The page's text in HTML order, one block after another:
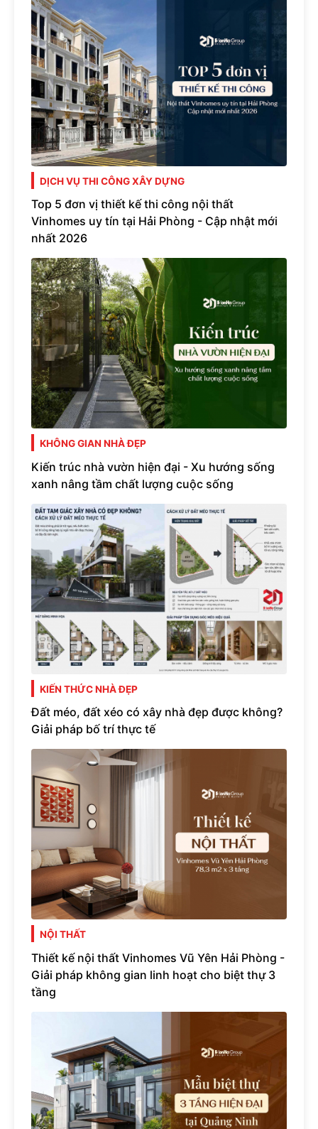
DỊCH VỤ THI CÔNG XÂY DỰNG
Top 5 đơn vị thiết kế thi công nội thất
Vinhomes uy tín tại Hải Phòng - Cập nhật mới
nhất 2026
KHÔNG GIAN NHÀ ĐẸP
Kiến trúc nhà vườn hiện đại - Xu hướng sống
xanh nâng tầm chất lượng cuộc sống
KIẾN THỨC NHÀ ĐẸP
Đất méo, đất xéo có xây nhà đẹp được không?
Giải pháp bố trí thực tế
NỘI THẤT
Thiết kế nội thất Vinhomes Vũ Yên Hải Phòng -
Giải pháp không gian linh hoạt cho biệt thự 3
tầng